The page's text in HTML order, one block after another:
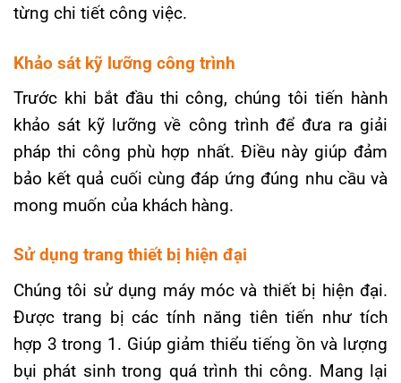
từng chi tiết công việc.
Khảo sát kỹ lưỡng công trình
Trước khi bắt đầu thi công, chúng tôi tiến hành
khảo sát kỹ lưỡng về công trình để đưa ra giải
pháp thi công phù hợp nhất. Điều này giúp đảm
bảo kết quả cuối cùng đáp ứng đúng nhu cầu và
mong muốn của khách hàng.
Sử dụng trang thiết bị hiện đại
Chúng tôi sử dụng máy móc và thiết bị hiện đại.
Được trang bị các tính năng tiên tiến như tích
hợp 3 trong 1. Giúp giảm thiểu tiếng ồn và lượng
bụi phát sinh trong quá trình thi công. Mang lại